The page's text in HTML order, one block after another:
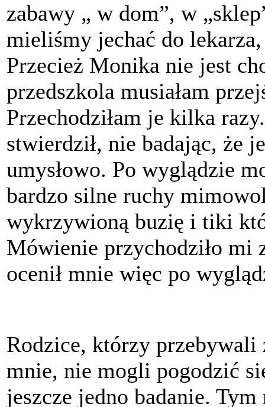
zabawy „ w dom”, w
mieliśmy jechać do
Przecież Monika nie jest
przedszkola musiałam
Przechodziłam je kilka
stwierdził, nie badając, że
umysłowo. Po wyglądzie
bardzo silne ruchy
wykrzywioną buzię i tiki
Mówienie przychodziło mi
ocenił mnie więc po
Rodzice, którzy przebywali
mnie, nie mogli pogodzić
jeszcze jedno badanie.